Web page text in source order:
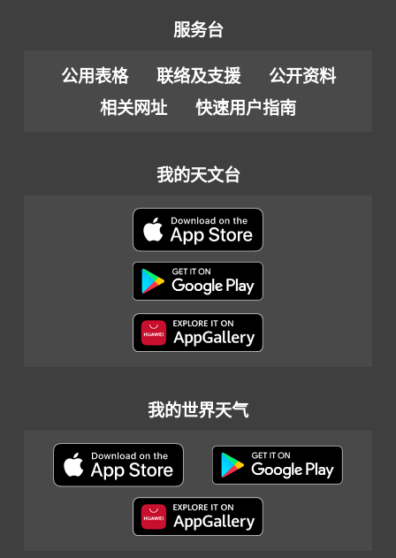
服务台
公用表格 联络及支援
公开资料
相关网址
快速用户指南
我的天文台
我的世界天气